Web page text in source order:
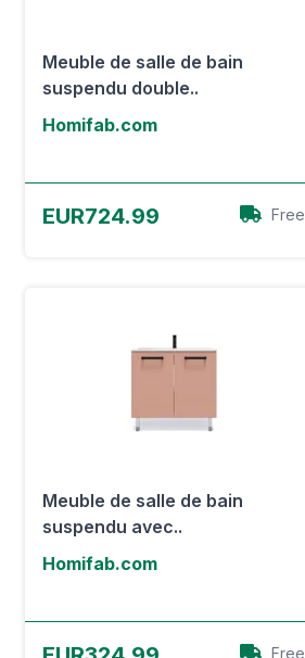
Meuble de salle de bain
suspendu double..
Homifab.com
EUR724.99 Free
Meuble de salle de bain
suspendu avec..
Homifab.com
Free